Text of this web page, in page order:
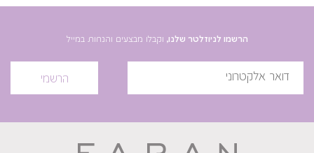
באיילינר הזה. תודה
הרשמו לניוזלטר שלנו, וקבלו מבצעים והנחות במייל
הרשמי